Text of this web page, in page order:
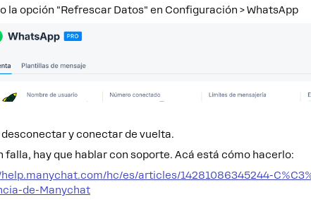
la opción "Refrescar Datos" en Configuración > WhatsApp
desconectar y conectar de vuelta.
falla, hay que hablar con soporte. Acá está cómo hacerlo:
hc/es/articles/14281086345244-
de-Manychat